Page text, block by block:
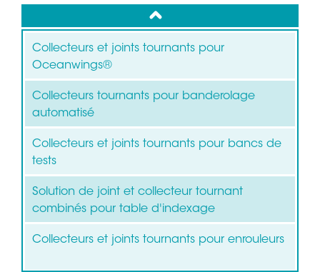
up
Collecteurs et joints tournants pour
Oceanwings®
Collecteurs tournants pour banderolage
automatisé
Collecteurs et joints tournants pour bancs de
tests
Solution de joint et collecteur tournant
combinés pour table d'indexage
Collecteurs et joints tournants pour enrouleurs